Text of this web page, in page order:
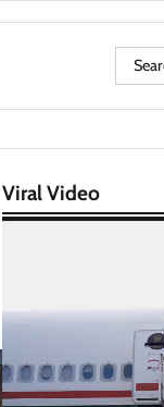
Search
for:
Viral Video